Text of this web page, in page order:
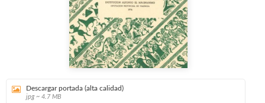
Descargar portada (alta calidad)
jpg ~ 4.7 MB